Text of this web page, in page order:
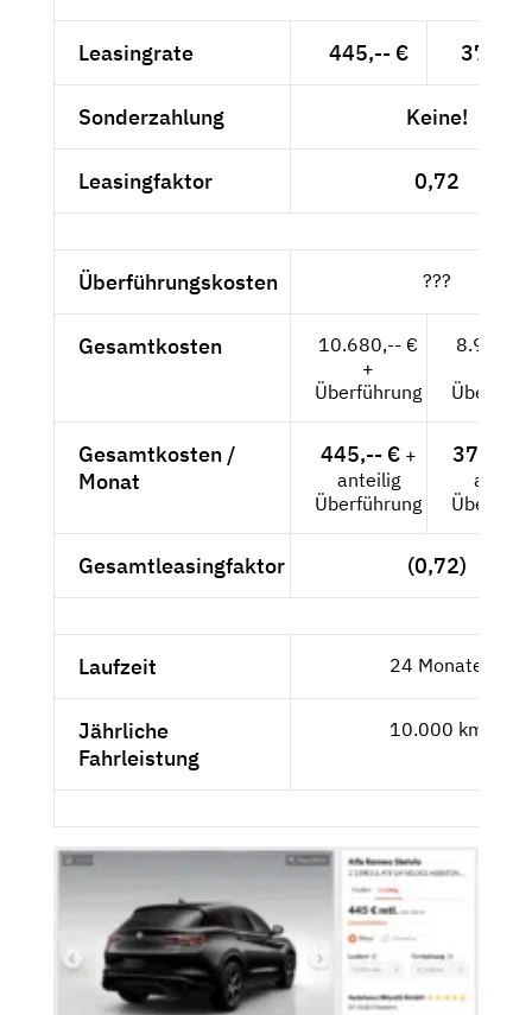
Leasingrate 445,-- €
Sonderzahlung Keine!
Leasingfaktor 0,72
Überführungskosten ???
Gesamtkosten
10.680,-- €
+
Überführung
Gesamtkosten /
Monat
445,-- €+
anteilig
Überführung
373,95
Gesamtleasingfaktor (0,72)
Laufzeit 24 Monate
Jährliche
Fahrleistung
10.000 km